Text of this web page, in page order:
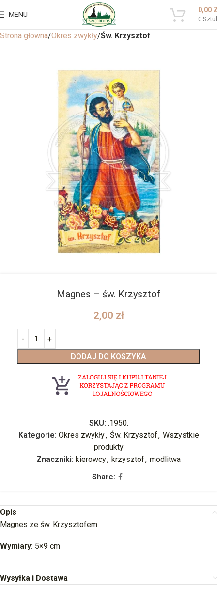
MENU
0
0,00
Strona główna Okres zwykły Św. Krzysztof
Magnes – św. Krzysztof
2,00 zł
DODAJ DO KOSZYKA
SKU: .1950.
Kategorie: Okres zwykły, Św. Krzysztof, Wszystkie
produkty
Znaczniki: kierowcy, krzysztof, modlitwa
Share:
Opis
Magnes ze św. Krzysztofem
Wymiary: 5×9 cm
Wysyłka i Dostawa